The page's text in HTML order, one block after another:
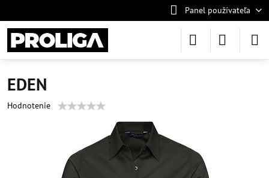
Panel používateľa
EDEN
Hodnotenie